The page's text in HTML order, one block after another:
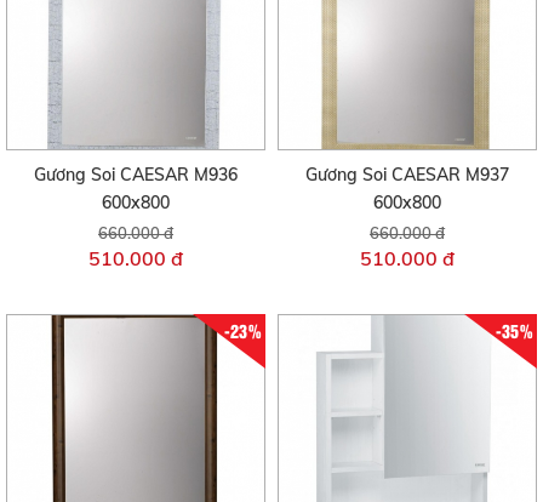
Gương Soi CAESAR M936
600x800
660.000 đ
510.000 đ
Gương Soi CAESAR M937
600x800
660.000 đ
510.000 đ
-23% -35%